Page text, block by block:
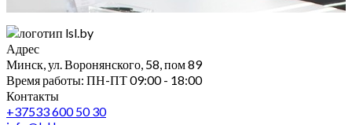
Адрес
Минск, ул. Воронянского, 58, пом 89
Время работы: ПН-ПТ 09:00 - 18:00
Контакты
+37533 600 50 30